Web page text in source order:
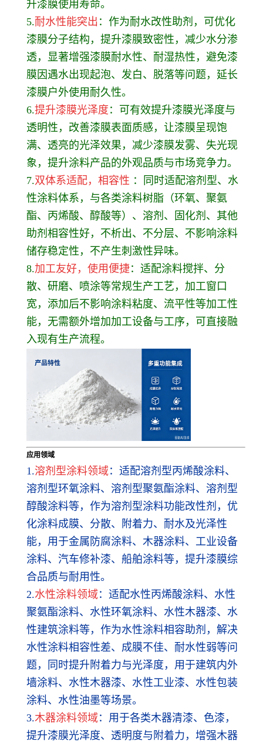
升漆膜使用寿命。
5.耐水性能突出 ：作为耐水改性助剂，可优化
漆膜分子结构，提升漆膜致密性，减少水分渗
透，显著增强漆膜耐水性、耐湿热性，避免漆
膜因遇水出现起泡、发白、脱落等问题，延长
漆膜户外使用耐久性。
6.提升漆膜光泽度 ：可有效提升漆膜光泽度与
透明性，改善漆膜表面质感，让漆膜呈现饱
满、透亮的光泽效果，减少漆膜发雾、失光现
象，提升涂料产品的外观品质与市场竞争力。
7.双体系适配，相容性 ：同时适配溶剂型、水
性涂料体系，与各类涂料树脂（环氧、聚氨
酯、丙烯酸、醇酸等）、溶剂、固化剂、其他
助剂相容性好，不析出、不分层、不影响涂料
储存稳定性，不产生刺激性异味。
8.加工友好，使用便捷：适配涂料搅拌、分
散、研磨、喷涂等常规生产工艺，加工窗口
宽，添加后不影响涂料粘度、流平性等加工性
能，无需额外增加加工设备与工序，可直接融
入现有生产流程。
应用领域
1.溶剂型涂料领域 ：适配溶剂型丙烯酸涂料、
溶剂型环氧涂料、溶剂型聚氨酯涂料、溶剂型
醇酸涂料等，作为溶剂型涂料功能改性剂，优
化涂料成膜、分散、附着力、耐水及光泽性
能，用于金属防腐涂料、木器涂料、工业设备
涂料、汽车修补漆、船舶涂料等，提升漆膜综
合品质与耐用性。
2.水性涂料领域 ：适配水性丙烯酸涂料、水性
聚氨酯涂料、水性环氧涂料、水性木器漆、水
性建筑涂料等，作为水性涂料相容助剂，解决
水性涂料相容性差、成膜不佳、耐水性弱等问
题，同时提升附着力与光泽度，用于建筑内外
墙涂料、水性木器漆、水性工业漆、水性包装
涂料、水性油墨等场景。
3.木器涂料领域 ：用于各类木器清漆、色漆，
提升漆膜光泽度、透明度与附着力，增强木器